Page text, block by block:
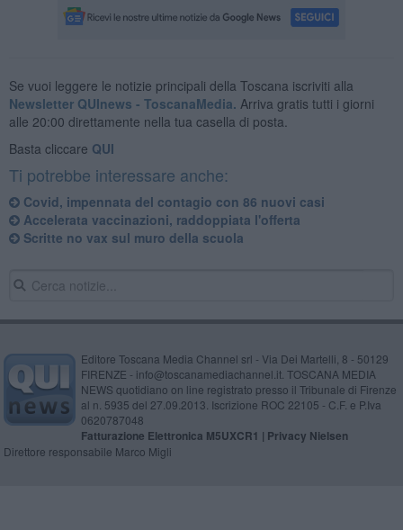
Se vuoi leggere le notizie principali della Toscana iscriviti alla
Newsletter QUInews - ToscanaMedia. Arriva gratis tutti i giorni
alle 20:00 direttamente nella tua casella di posta.
Basta cliccare QUI
Ti potrebbe interessare anche:
Covid, impennata del contagio con 86 nuovi casi
Accelerata vaccinazioni, raddoppiata l'offerta
Scritte no vax sul muro della scuola
Editore Toscana Media Channel srl - Via Dei Martelli, 8 - 50129
FIRENZE - info@toscanamediachannel.it. TOSCANA MEDIA
NEWS quotidiano on line registrato presso il Tribunale di Firenze
al n. 5935 del 27.09.2013. Iscrizione ROC 22105 - C.F. e P.Iva
0620787048
Fatturazione Elettronica M5UXCR1 | Privacy Nielsen
Direttore responsabile Marco Migli